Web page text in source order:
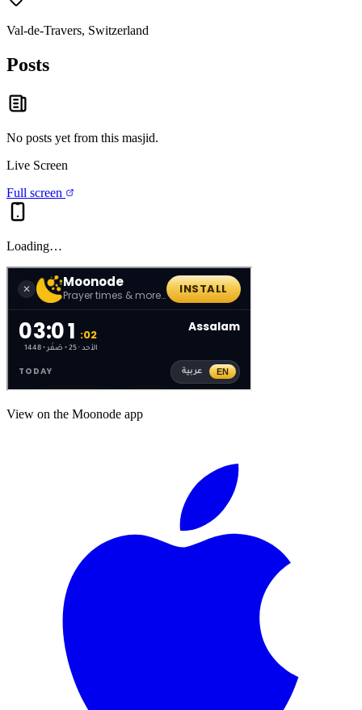
Val-de-Travers, Switzerland
Posts
No posts yet from this masjid.
Live Screen
Full screen
Loading…
View on the Moonode app